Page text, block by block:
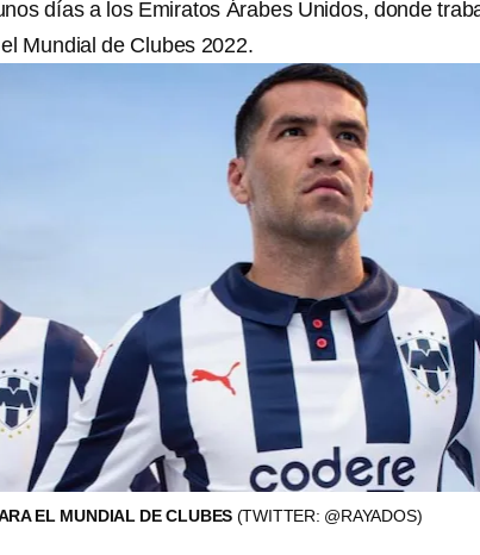
días a los Emiratos Árabes Unidos, donde
Mundial de Clubes 2022.
EL MUNDIAL DE CLUBES (TWITTER: @RAYADOS)